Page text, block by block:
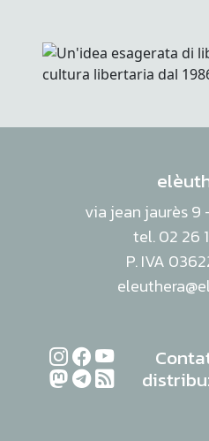
via jean jaurès 9
tel. 02 26
P. IVA